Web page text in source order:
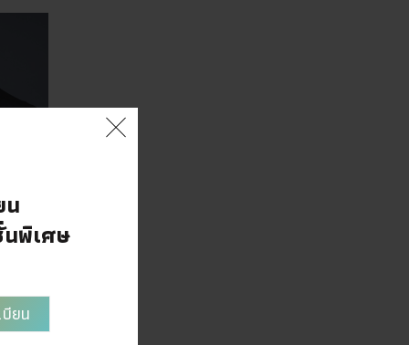
น
นพิเศษ
ยน
มอ
ทั้ง